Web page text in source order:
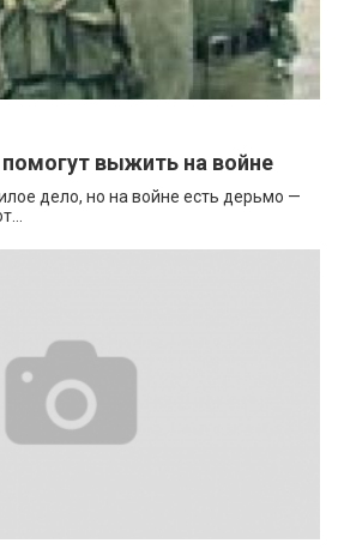
выжить на войне
дело, но на войне есть дерьмо —